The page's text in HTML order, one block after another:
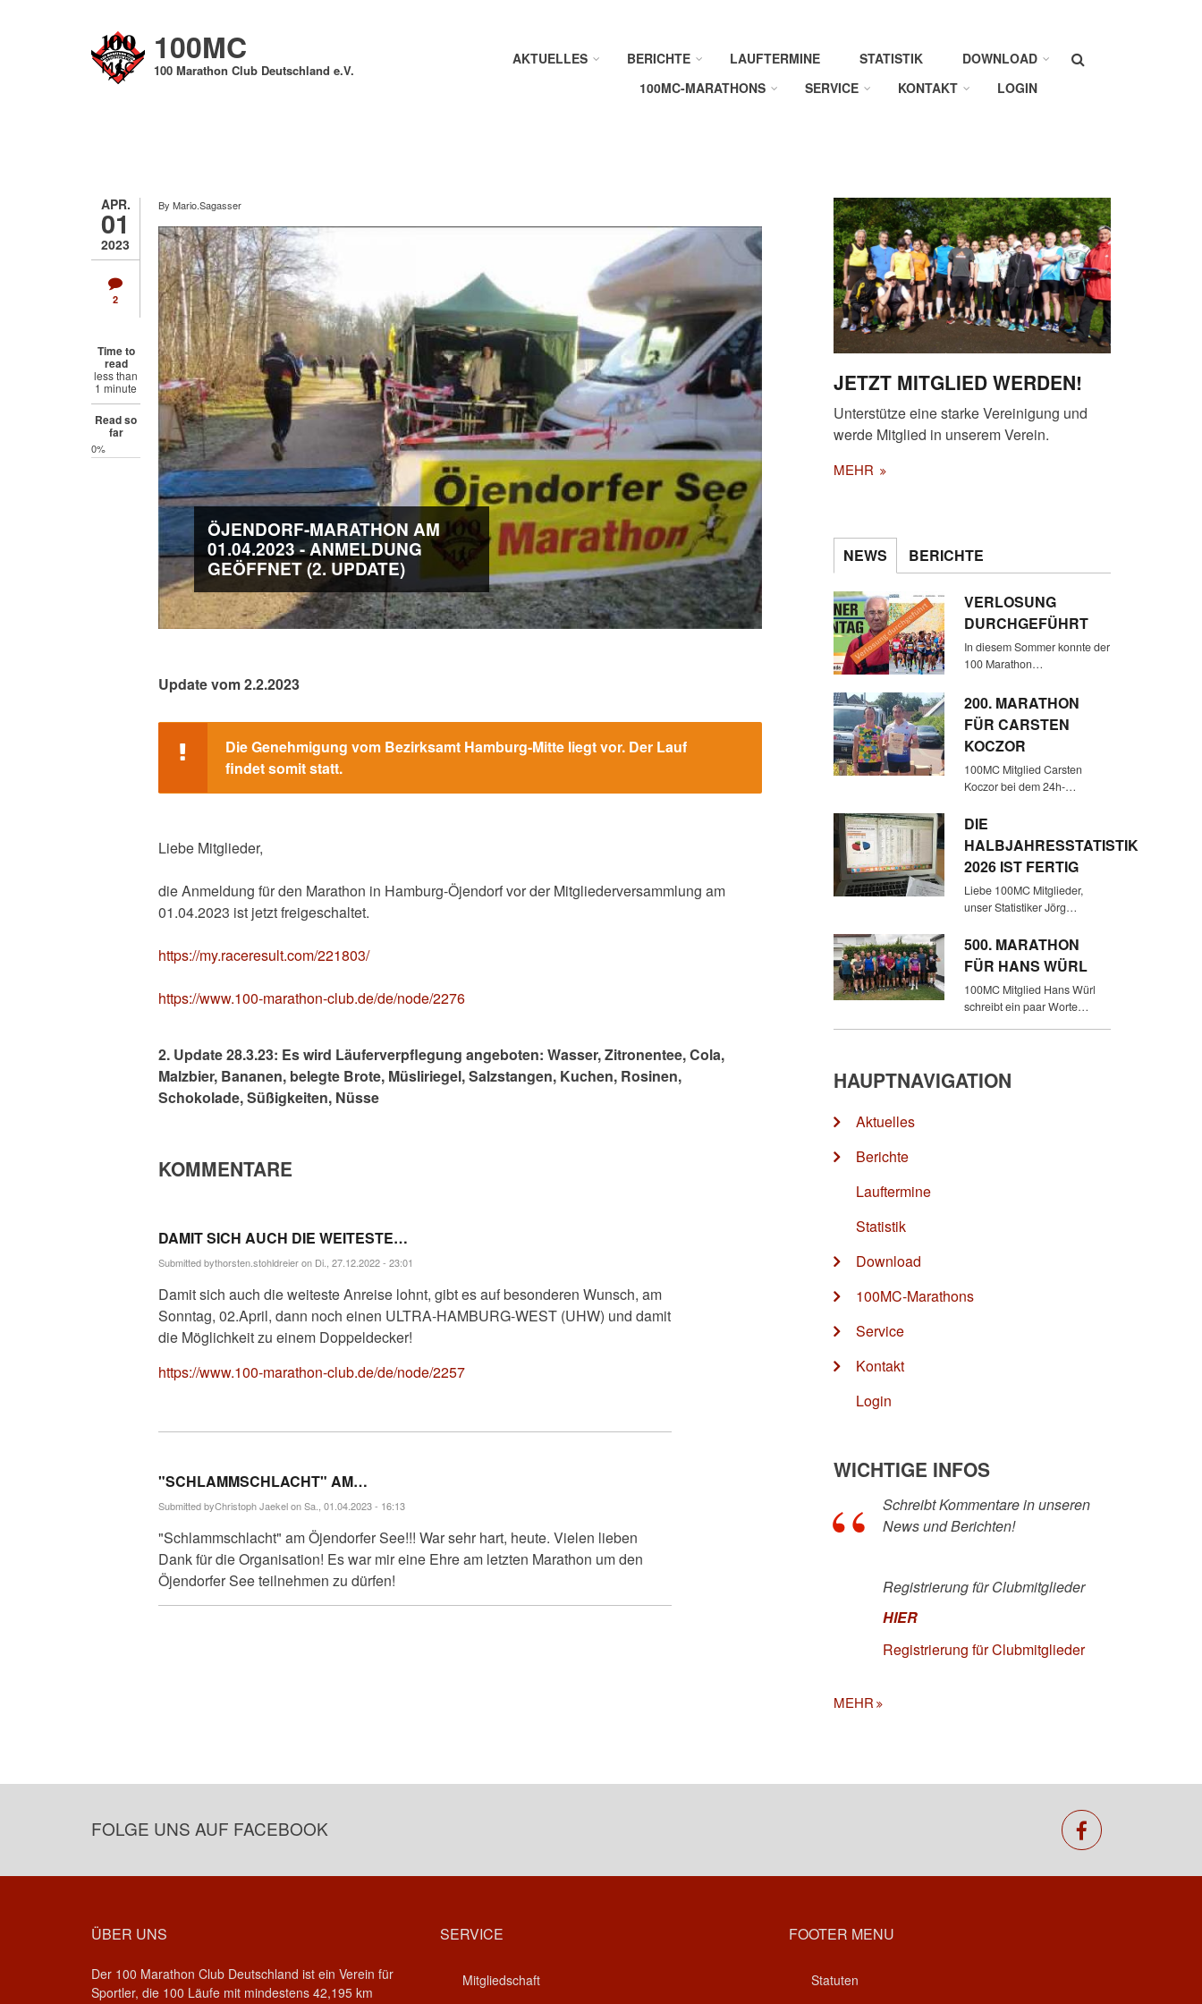
100MC
100 Marathon Club Deutschland e.V.
Suche
AKTUELLES BERICHTE LAUFTERMINE STATISTIK
DOWNLOAD
100MC-MARATHONS
SERVICE KONTAKT LOGIN
APR.
01
2023
2
Time to
read
less than
1 minute
Read so
far
0%
By Mario.Sagasser
ÖJENDORF-MARATHON AM
01.04.2023 - ANMELDUNG
GEÖFFNET (2. UPDATE)
Update vom 2.2.2023
STATUS
MESSAGE
Die Genehmigung vom Bezirksamt Hamburg-Mitte liegt vor. Der Lauf
findet somit statt.
Liebe Mitglieder,
die Anmeldung für den Marathon in Hamburg-Öjendorf vor der Mitgliederversammlung am
01.04.2023 ist jetzt freigeschaltet.
https://my.raceresult.com/221803/
https://www.100-marathon-club.de/de/node/2276
2. Update 28.3.23: Es wird Läuferverpflegung angeboten: Wasser, Zitronentee, Cola,
Malzbier, Bananen, belegte Brote, Müsliriegel, Salzstangen, Kuchen, Rosinen,
Schokolade, Süßigkeiten, Nüsse
KOMMENTARE
DAMIT SICH AUCH DIE WEITESTE…
Submitted bythorsten.stohldreieron Di., 27.12.2022 - 23:01
Damit sich auch die weiteste Anreise lohnt, gibt es auf besonderen Wunsch, am
Sonntag, 02.April, dann noch einen ULTRA-HAMBURG-WEST (UHW) und damit
die Möglichkeit zu einem Doppeldecker!
https://www.100-marathon-club.de/de/node/2257
"SCHLAMMSCHLACHT" AM…
Submitted byChristoph Jaekelon Sa., 01.04.2023 - 16:13
"Schlammschlacht" am Öjendorfer See!!! War sehr hart, heute. Vielen lieben
Dank für die Organisation! Es war mir eine Ehre am letzten Marathon um den
Öjendorfer See teilnehmen zu dürfen!
JETZT MITGLIED WERDEN!
Unterstütze eine starke Vereinigung und
werde Mitglied in unserem Verein.
MEHR
NEWS BERICHTE
VERLOSUNG
DURCHGEFÜHRT
In diesem Sommer konnte der
100 Marathon…
200. MARATHON
FÜR CARSTEN
KOCZOR
100MC Mitglied Carsten
Koczor bei dem 24h-…
DIE
HALBJAHRESSTATISTIK
2026 IST FERTIG
Liebe 100MC Mitglieder,
unser Statistiker Jörg…
500. MARATHON
FÜR HANS WÜRL
100MC Mitglied Hans Würl
schreibt ein paar Worte…
HAUPTNAVIGATION
Aktuelles
Berichte
Lauftermine
Statistik
Download
100MC-Marathons
Service
Kontakt
Login
WICHTIGE INFOS
Schreibt Kommentare in unseren
News und Berichten!
Registrierung für Clubmitglieder
HIER
Registrierung für Clubmitglieder
MEHR
FOLGE UNS AUF FACEBOOK facebook
ÜBER UNS
Der 100 Marathon Club Deutschland ist ein Verein für
Sportler, die 100 Läufe mit mindestens 42,195 km
SERVICE
Mitgliedschaft
FOOTER MENU
Statuten